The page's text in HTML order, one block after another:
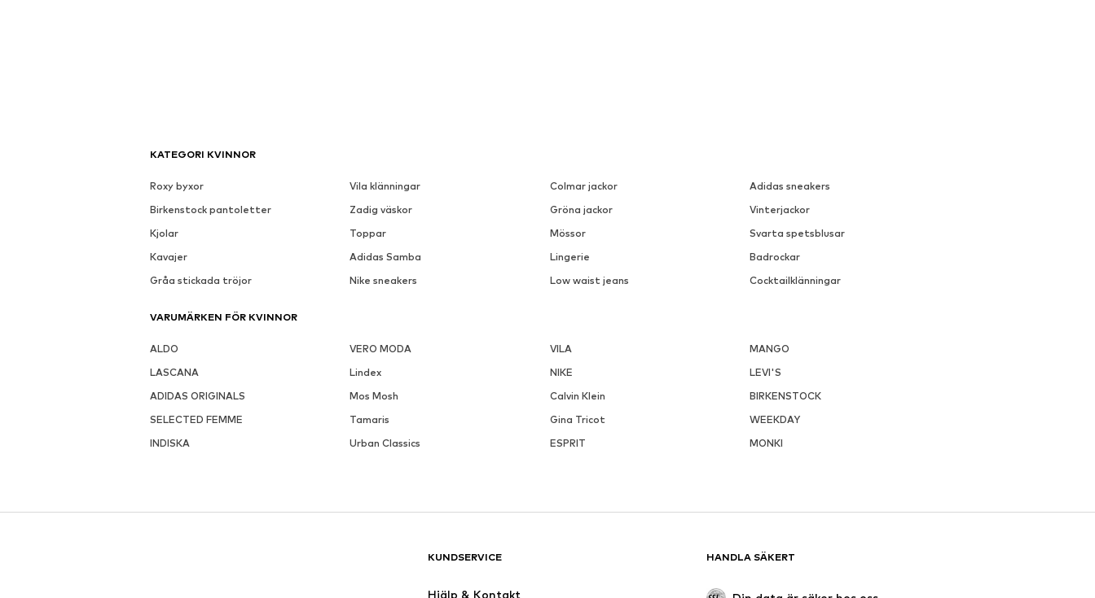
KATEGORI KVINNOR
Roxy byxor Vila klänningar Colmar jackor
Adidas sneakers
Birkenstock pantoletter
Zadig väskor Gröna jackor
Vinterjackor
Kjolar
Toppar Mössor
Svarta spetsblusar
Kavajer
Adidas Samba Lingerie
Badrockar
Gråa stickada tröjor
Nike sneakers Low waist jeans Cocktailklänningar
VARUMÄRKEN FÖR KVINNOR
ALDO VERO MODA VILA
MANGO
LASCANA
Lindex NIKE
LEVI'S
ADIDAS ORIGINALS
Mos Mosh Calvin Klein
BIRKENSTOCK
SELECTED FEMME
Tamaris Gina Tricot
WEEKDAY
INDISKA
Urban Classics ESPRIT MONKI
KUNDSERVICE
Hjälp & Kontakt
HANDLA SÄKERT